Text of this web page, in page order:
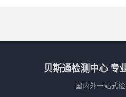
贝斯通检测中心 专
国内外一站式检